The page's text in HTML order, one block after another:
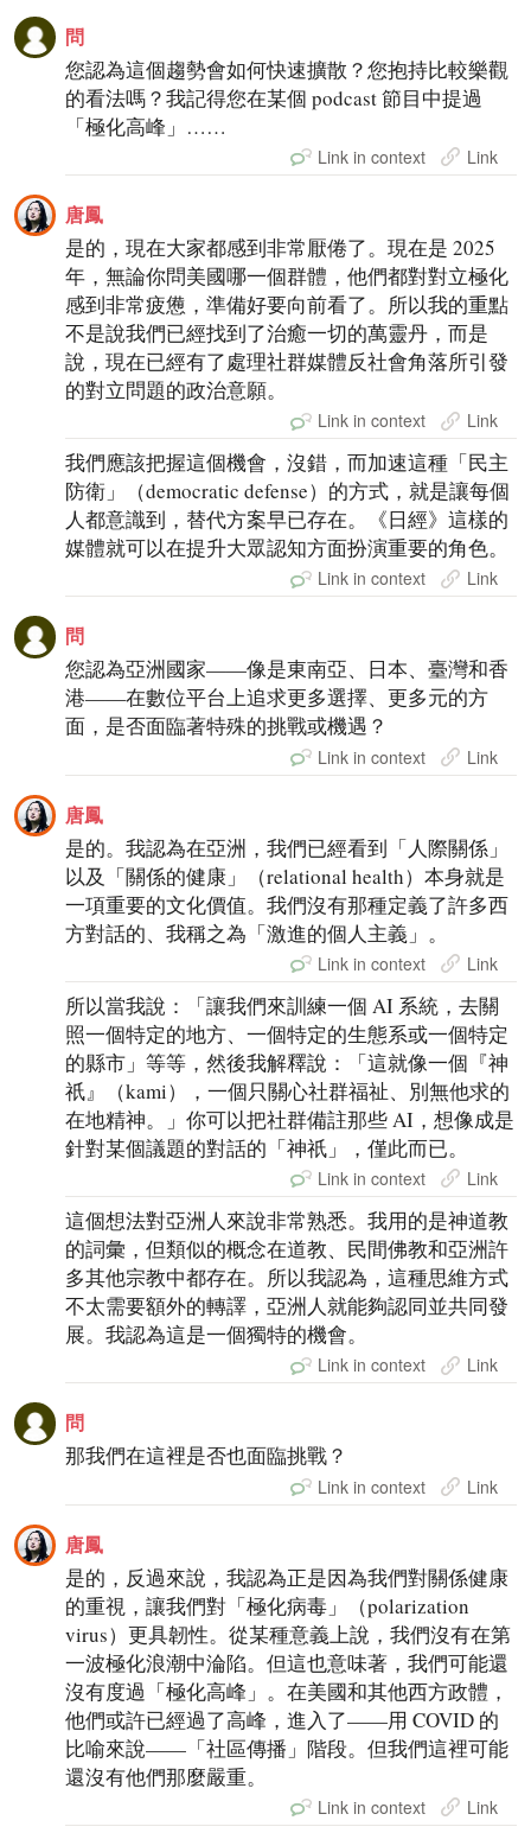
問
您認為這個趨勢會如何快速擴散？您抱持比較樂觀
的看法嗎？我記得您在某個 podcast 節目中提過
「極化高峰」……
Link in context Link
唐鳳
是的，現在大家都感到非常厭倦了。現在是 2025
年，無論你問美國哪一個群體，他們都對對立極化
感到非常疲憊，準備好要向前看了。所以我的重點
不是說我們已經找到了治癒一切的萬靈丹，而是
說，現在已經有了處理社群媒體反社會角落所引發
的對立問題的政治意願。
Link in context Link
我們應該把握這個機會，沒錯，而加速這種「民主
防衛」（democratic defense）的方式，就是讓每個
人都意識到，替代方案早已存在。《日經》這樣的
媒體就可以在提升大眾認知方面扮演重要的角色。
Link in context Link
問
您認為亞洲國家——像是東南亞、日本、臺灣和香
港——在數位平台上追求更多選擇、更多元的方
面，是否面臨著特殊的挑戰或機遇？
Link in context Link
唐鳳
是的。我認為在亞洲，我們已經看到「人際關係」
以及「關係的健康」（relational health）本身就是
一項重要的文化價值。我們沒有那種定義了許多西
方對話的、我稱之為「激進的個人主義」。
Link in context Link
所以當我說：「讓我們來訓練一個 AI 系統，去關
照一個特定的地方、一個特定的生態系或一個特定
的縣市」等等，然後我解釋說：「這就像一個『神
祇』（kami），一個只關心社群福祉、別無他求的
在地精神。」你可以把社群備註那些 AI，想像成是
針對某個議題的對話的「神祇」，僅此而已。
Link in context Link
這個想法對亞洲人來說非常熟悉。我用的是神道教
的詞彙，但類似的概念在道教、民間佛教和亞洲許
多其他宗教中都存在。所以我認為，這種思維方式
不太需要額外的轉譯，亞洲人就能夠認同並共同發
展。我認為這是一個獨特的機會。
Link in context Link
問
那我們在這裡是否也面臨挑戰？
Link in context Link
唐鳳
是的，反過來說，我認為正是因為我們對關係健康
的重視，讓我們對「極化病毒」（polarization
virus）更具韌性。從某種意義上說，我們沒有在第
一波極化浪潮中淪陷。但這也意味著，我們可能還
沒有度過「極化高峰」。在美國和其他西方政體，
他們或許已經過了高峰，進入了——用 COVID 的
比喻來說——「社區傳播」階段。但我們這裡可能
還沒有他們那麼嚴重。
Link in context Link